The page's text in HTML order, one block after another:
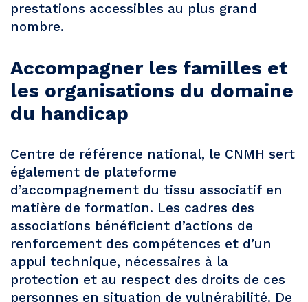
prestations accessibles au plus grand
nombre.
Accompagner les familles et
les organisations du domaine
du handicap
Centre de référence national, le CNMH sert
également de plateforme
d’accompagnement du tissu associatif en
matière de formation. Les cadres des
associations bénéficient d’actions de
renforcement des compétences et d’un
appui technique, nécessaires à la
protection et au respect des droits de ces
personnes en situation de vulnérabilité. De